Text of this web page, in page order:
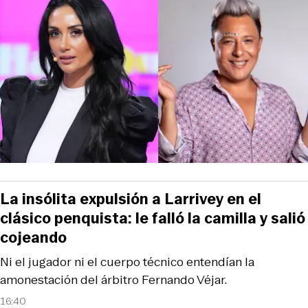
16:40
Ni el jugador ni el cuerpo técnico entendían la
amonestación del árbitro Fernando Véjar.
La insólita expulsión a Larrivey en el
clásico penquista: le falló la camilla y salió
cojeando